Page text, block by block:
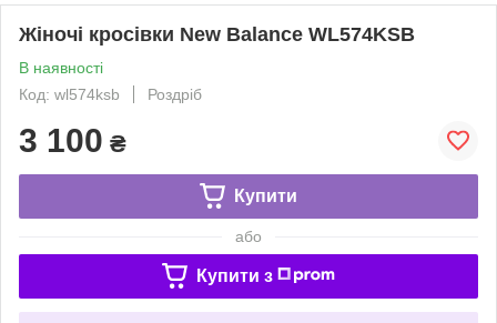
Жіночі кросівки New Balance WL574KSB
В наявності
Код: wl574ksb
Роздріб
3 100 ₴
Купити
або
Купити з